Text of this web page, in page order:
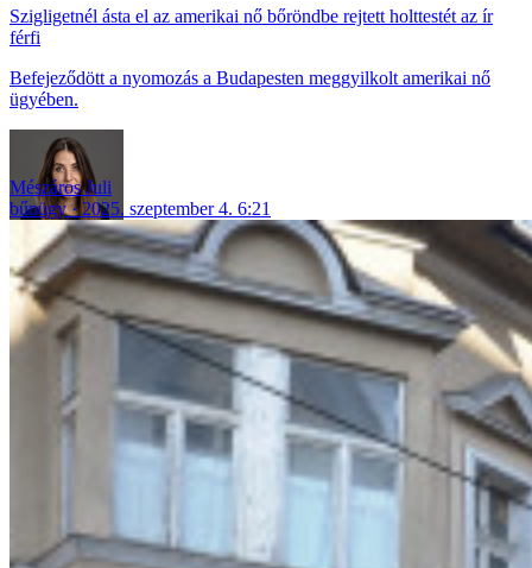
Szigligetnél ásta el az amerikai nő bőröndbe rejtett holttestét az ír
férfi
Befejeződött a nyomozás a Budapesten meggyilkolt amerikai nő
ügyében.
Mészáros Juli
bűnügy
2025. szeptember 4. 6:21